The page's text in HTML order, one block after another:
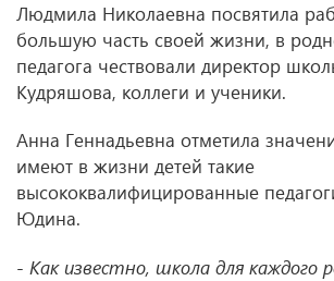
Людмила Николаевна посвятила
большую часть своей жизни, в
педагога чествовали директор
Кудряшова, коллеги и ученики.
Анна Геннадьевна отметила
имеют в жизни детей такие
высококвалифицированные
Юдина.
- Как известно, школа для каждого